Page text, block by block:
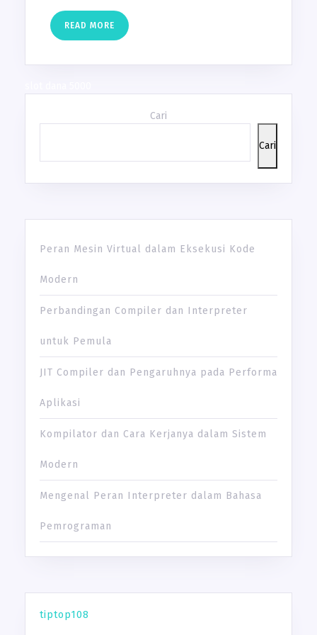
READ MORE READ
MORE
Cari
Cari
Peran Mesin Virtual dalam Eksekusi Kode
Modern
Perbandingan Compiler dan Interpreter
untuk Pemula
JIT Compiler dan Pengaruhnya pada Performa
Aplikasi
Kompilator dan Cara Kerjanya dalam Sistem
Modern
Mengenal Peran Interpreter dalam Bahasa
Pemrograman
tiptop108